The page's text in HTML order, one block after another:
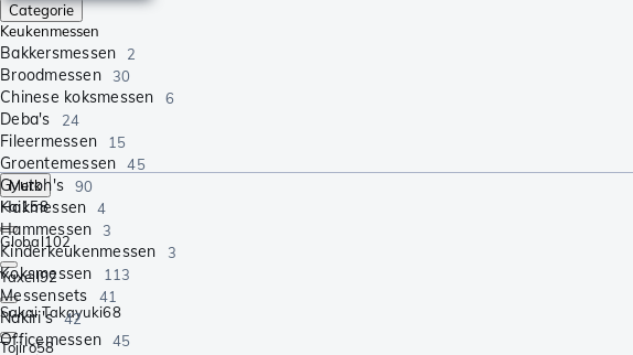
Categorie
Keukenmessen
Bakkersmessen 2
Broodmessen 30
Chinese koksmessen 6
Deba's 24
Fileermessen 15
Groentemessen 45
Gyutoh's 90
Hakmessen 4
Hammessen 3
Kinderkeukenmessen 3
Koksmessen 113
Messensets 41
Nakiri's 42
Officemessen 45
Merk
Kai158
Global102
Yaxell92
Sakai Takayuki68
Tojiro58